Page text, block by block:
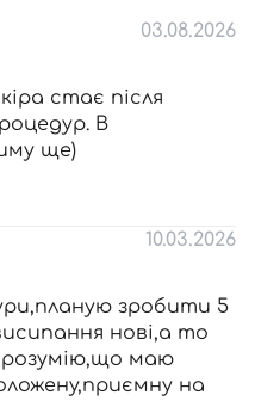
03.08.2026
стає після
В
ще)
10.03.2026
зробити 5
нові,а то
розумію,що маю
на